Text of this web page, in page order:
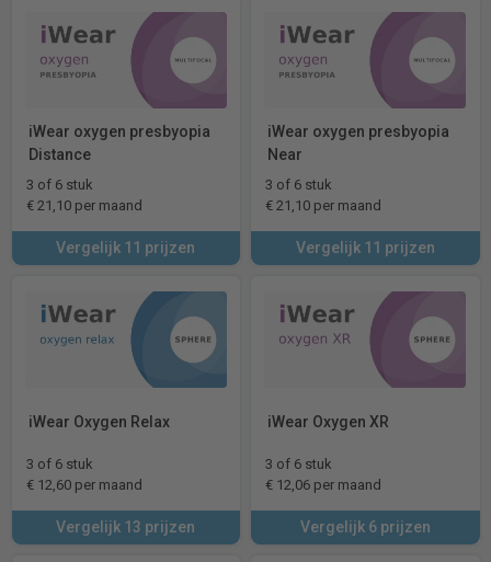
iWear oxygen presbyopia
Distance
3 of 6 stuk
€ 21,10 per maand
Vergelijk 11 prijzen
iWear oxygen presbyopia
Near
3 of 6 stuk
€ 21,10 per maand
Vergelijk 11 prijzen
iWear Oxygen Relax
3 of 6 stuk
€ 12,60 per maand
Vergelijk 13 prijzen
iWear Oxygen XR
3 of 6 stuk
€ 12,06 per maand
Vergelijk 6 prijzen